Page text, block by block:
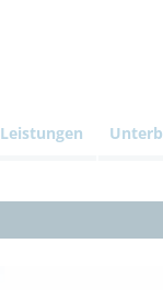
Leistungen